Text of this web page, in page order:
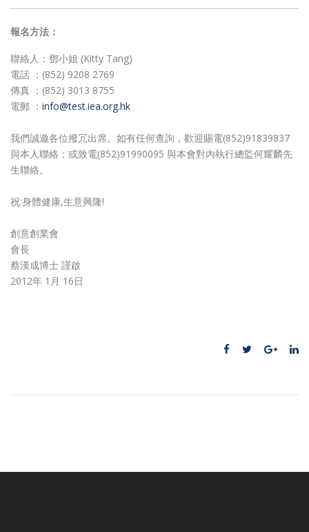
報名方法：
聯絡人：鄧小姐 (Kitty Tang)
電話 ：(852) 9208 2769
傳真 ：(852) 3013 8755
電郵 ： info@test.iea.org.hk
我們誠邀各位撥冗出席。如有任何查詢，歡迎賜電(852)91839837
與本人聯絡；或致電(852)91990095 與本會對內執行總監何耀麟先
生聯絡。
祝:身體健康,生意興隆!
創意創業會
會長
蔡漢成博士 謹啟
2012年 1月 16日